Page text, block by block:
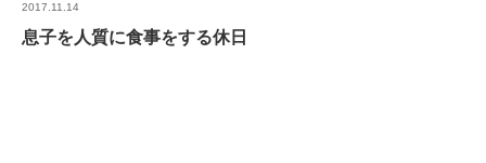
2017.11.14
息子を人質に食事をする休日